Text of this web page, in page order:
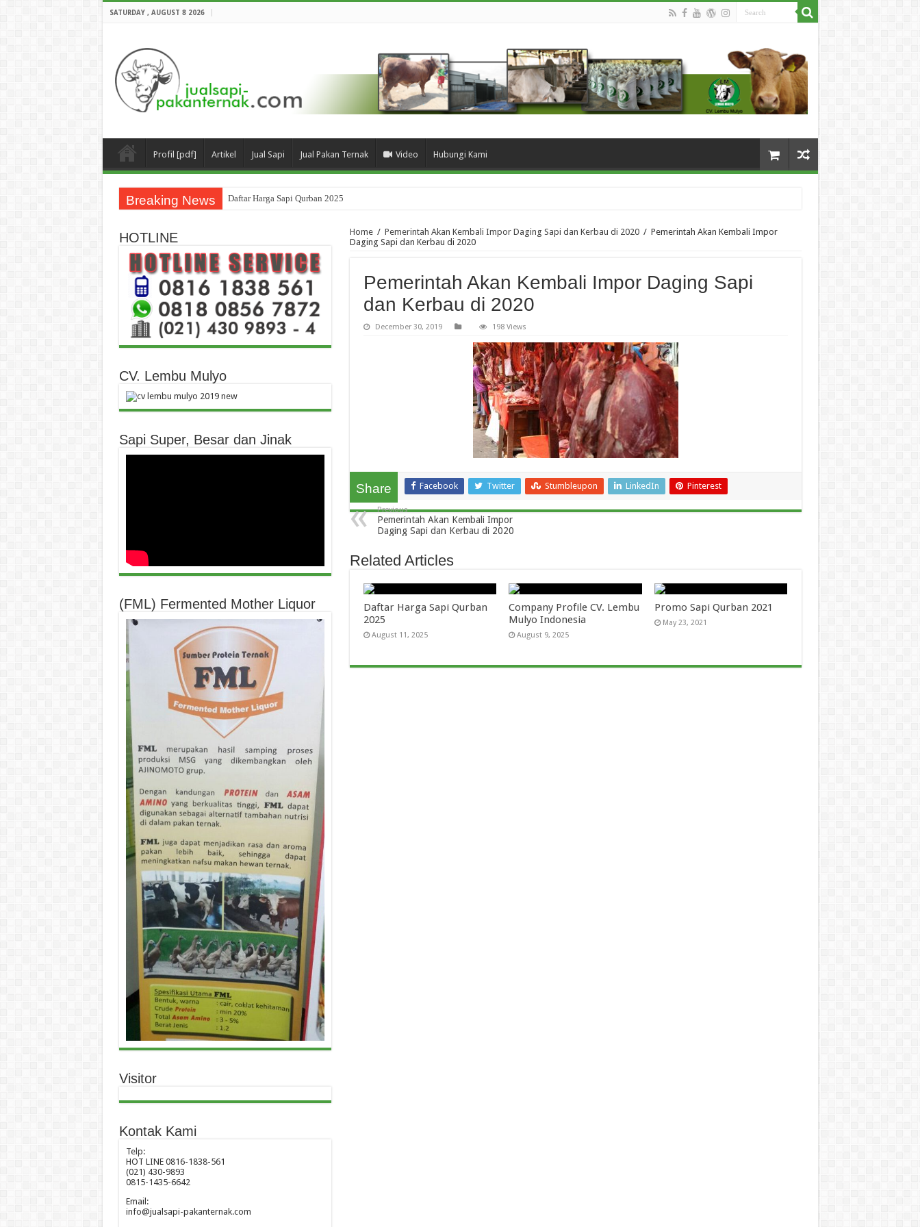
SATURDAY , AUGUST 8 2026
Profil [pdf] Artikel Jual Sapi Jual Pakan Ternak Video Hubungi Kami
Breaking News Daftar Harga Sapi Qurban 2025
Home / Pemerintah Akan Kembali Impor Daging Sapi dan Kerbau di 2020 / Pemerintah Akan Kembali Impor
Daging Sapi dan Kerbau di 2020
Pemerintah Akan Kembali Impor Daging Sapi
dan Kerbau di 2020
December 30, 2019 198 Views
Share Facebook Twitter Stumbleupon LinkedIn Pinterest
Previous
Pemerintah Akan Kembali Impor
Daging Sapi dan Kerbau di 2020
Related Articles
Daftar Harga Sapi Qurban
2025
August 11, 2025
Company Profile CV. Lembu
Mulyo Indonesia
August 9, 2025
Promo Sapi Qurban 2021
May 23, 2021
HOTLINE
CV. Lembu Mulyo
Sapi Super, Besar dan Jinak
(FML) Fermented Mother Liquor
Visitor
Kontak Kami
Telp:
HOT LINE 0816-1838-561
(021) 430-9893
0815-1435-6642
Email:
info@jualsapi-pakanternak.com